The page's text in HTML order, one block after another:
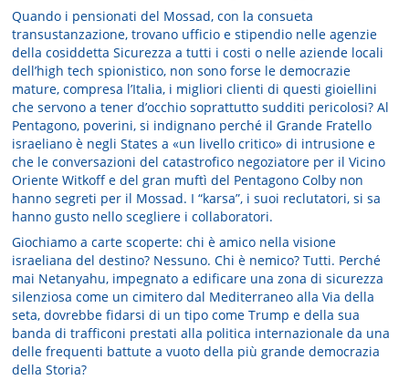
Quando i pensionati del Mossad, con la consueta
transustanzazione, trovano ufficio e stipendio nelle agenzie
della cosiddetta Sicurezza a tutti i costi o nelle aziende locali
dell’high tech spionistico, non sono forse le democrazie
mature, compresa l’Italia, i migliori clienti di questi gioiellini
che servono a tener d’occhio soprattutto sudditi pericolosi? Al
Pentagono, poverini, si indignano perché il Grande Fratello
israeliano è negli States a «un livello critico» di intrusione e
che le conversazioni del catastrofico negoziatore per il Vicino
Oriente Witkoff e del gran muftì del Pentagono Colby non
hanno segreti per il Mossad. I “karsa”, i suoi reclutatori, si sa
hanno gusto nello scegliere i collaboratori.
Giochiamo a carte scoperte: chi è amico nella visione
israeliana del destino? Nessuno. Chi è nemico? Tutti. Perché
mai Netanyahu, impegnato a edificare una zona di sicurezza
silenziosa come un cimitero dal Mediterraneo alla Via della
seta, dovrebbe fidarsi di un tipo come Trump e della sua
banda di trafficoni prestati alla politica internazionale da una
delle frequenti battute a vuoto della più grande democrazia
della Storia?